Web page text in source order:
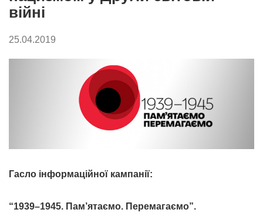
війні
25.04.2019
Гасло інформаційної кампанії:
“1939–1945. Пам’ятаємо. Перемагаємо”.